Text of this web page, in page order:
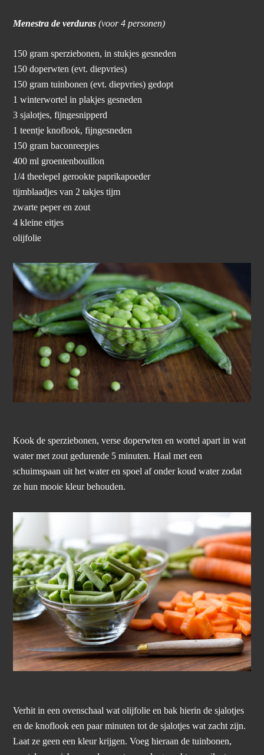
Menestra de verduras(voor 4 personen)
150 gram sperziebonen, in stukjes gesneden
150 doperwten (evt. diepvries)
150 gram tuinbonen (evt. diepvries) gedopt
1 winterwortel in plakjes gesneden
3 sjalotjes, fijngesnipperd
1 teentje knoflook, fijngesneden
150 gram baconreepjes
400 ml groentenbouillon
1/4 theelepel gerookte paprikapoeder
tijmblaadjes van 2 takjes tijm
zwarte peper en zout
4 kleine eitjes
olijfolie
Kook de sperziebonen, verse doperwten en wortel apart in wat
water met zout gedurende 5 minuten. Haal met een
schuimspaan uit het water en spoel af onder koud water zodat
ze hun mooie kleur behouden.
Verhit in een ovenschaal wat olijfolie en bak hierin de sjalotjes
en de knoflook een paar minuten tot de sjalotjes wat zacht zijn.
Laat ze geen een kleur krijgen. Voeg hieraan de tuinbonen,